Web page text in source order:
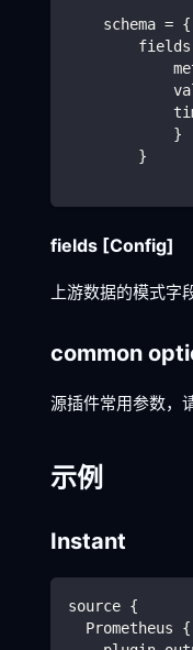
    schema = {
fields
            }
        }
fields [Config]
上游数据的模式字
common
源插件常用参数，
示例
Instant
source {
  Prometheus {